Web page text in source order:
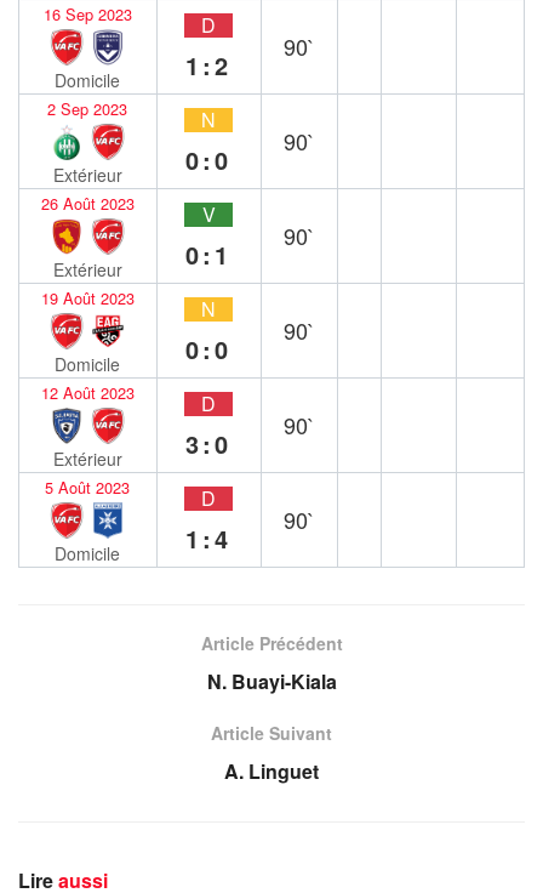
16 Sep 2023
Domicile
D
1:2
90`
2 Sep 2023
Extérieur
N
0:0
90`
26 Août 2023
Extérieur
V
0:1
90`
19 Août 2023
Domicile
N
0:0
90`
12 Août 2023
Extérieur
D
3:0
90`
5 Août 2023
Domicile
D
1:4
90`
Article Précédent
N. Buayi-Kiala
Article Suivant
A. Linguet
Lireaussi